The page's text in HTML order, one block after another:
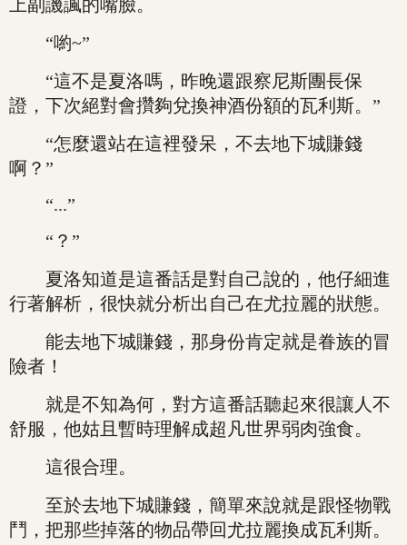
上副譏諷的嘴臉。
“喲~”
“這不是夏洛嗎，昨晚還跟察尼斯團長保
證，下次絕對會攢夠兌換神酒份額的瓦利斯。”
“怎麼還站在這裡發呆，不去地下城賺錢
啊？”
“...”
“？”
夏洛知道是這番話是對自己說的，他仔細進
行著解析，很快就分析出自己在尤拉麗的狀態。
能去地下城賺錢，那身份肯定就是眷族的冒
險者！
就是不知為何，對方這番話聽起來很讓人不
舒服，他姑且暫時理解成超凡世界弱肉強食。
這很合理。
至於去地下城賺錢，簡單來說就是跟怪物戰
鬥，把那些掉落的物品帶回尤拉麗換成瓦利斯。